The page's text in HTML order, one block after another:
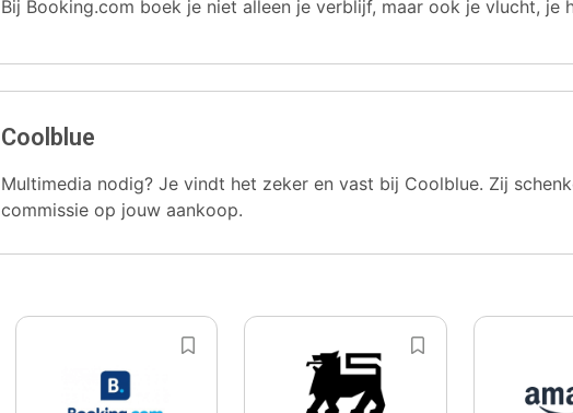
Bij Booking.com boek je niet alleen je verblijf, maar ook je vlucht, je
Coolblue
Multimedia nodig? Je vindt het zeker en vast bij Coolblue. Zij
commissie op jouw aankoop.